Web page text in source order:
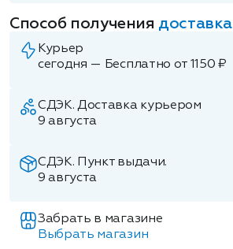
Способ получения доставка
Курьер
сегодня — Бесплатно от 1150 ₽
СДЭК. Доставка курьером
9 августа
СДЭК. Пункт выдачи.
9 августа
Забрать в магазине
Выбрать магазин